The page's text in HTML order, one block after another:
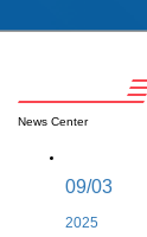
News Center
09/03
2025